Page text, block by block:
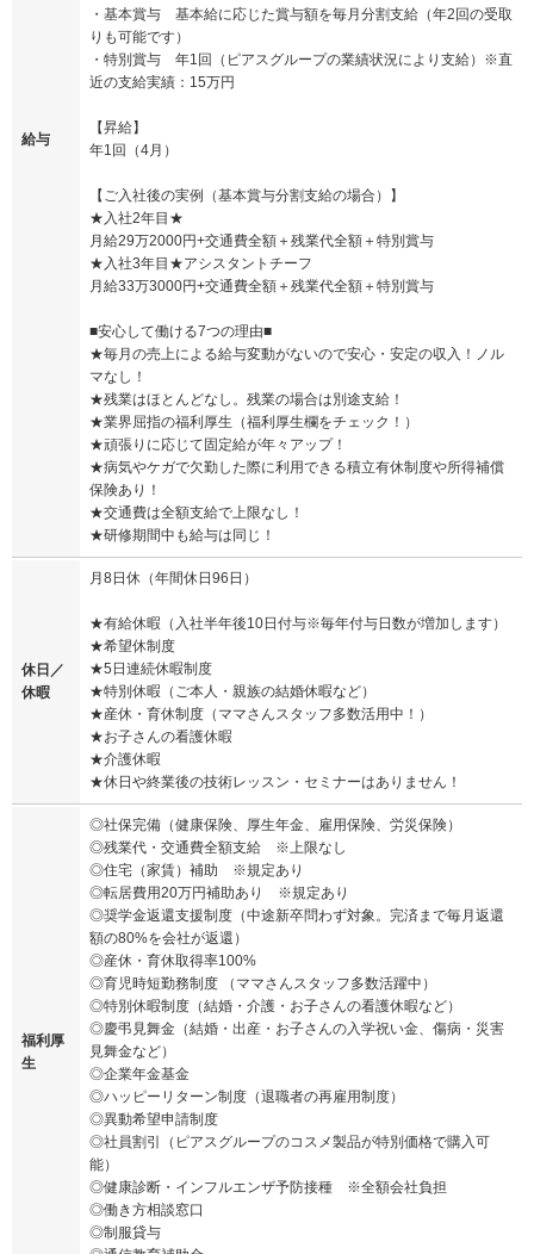
給与
・基本賞与 基本給に応じた賞与額を毎月分割支給（年2回の受取
りも可能です）
・特別賞与 年1回（ピアスグループの業績状況により支給）※直
近の支給実績：15万円
【昇給】
年1回（4月）
【ご入社後の実例（基本賞与分割支給の場合）】
★入社2年目★
月給29万2000円+交通費全額＋残業代全額＋特別賞与
★入社3年目★アシスタントチーフ
月給33万3000円+交通費全額＋残業代全額＋特別賞与
■安心して働ける7つの理由■
★毎月の売上による給与変動がないので安心・安定の収入！ノル
マなし！
★残業はほとんどなし。残業の場合は別途支給！
★業界屈指の福利厚生（福利厚生欄をチェック！）
★頑張りに応じて固定給が年々アップ！
★病気やケガで欠勤した際に利用できる積立有休制度や所得補償
保険あり！
★交通費は全額支給で上限なし！
★研修期間中も給与は同じ！
休日／
休暇
月8日休（年間休日96日）
★有給休暇（入社半年後10日付与※毎年付与日数が増加します）
★希望休制度
★5日連続休暇制度
★特別休暇（ご本人・親族の結婚休暇など）
★産休・育休制度（ママさんスタッフ多数活用中！）
★お子さんの看護休暇
★介護休暇
★休日や終業後の技術レッスン・セミナーはありません！
福利厚
生
◎社保完備（健康保険、厚生年金、雇用保険、労災保険）
◎残業代・交通費全額支給 ※上限なし
◎住宅（家賃）補助 ※規定あり
◎転居費用20万円補助あり ※規定あり
◎奨学金返還支援制度（中途新卒問わず対象。完済まで毎月返還
額の80%を会社が返還）
◎産休・育休取得率100%
◎育児時短勤務制度 （ママさんスタッフ多数活躍中）
◎特別休暇制度（結婚・介護・お子さんの看護休暇など）
◎慶弔見舞金（結婚・出産・お子さんの入学祝い金、傷病・災害
見舞金など）
◎企業年金基金
◎ハッピーリターン制度（退職者の再雇用制度）
◎異動希望申請制度
◎社員割引（ピアスグループのコスメ製品が特別価格で購入可
能）
◎健康診断・インフルエンザ予防接種 ※全額会社負担
◎働き方相談窓口
◎制服貸与